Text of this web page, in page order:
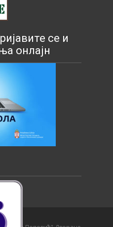
се и
онлајн